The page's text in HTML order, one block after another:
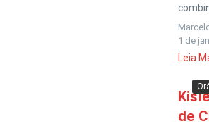
1 de
Leia
de